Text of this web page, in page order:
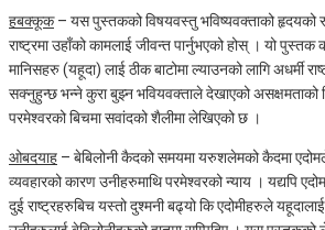
हबक्कूक– यस पुस्तकको विषयवस्तु भविष्यवक्ताको हृदयको
राष्‍ट्रमा उहाँको कामलाई जीवन्त पार्नुभएको होस् । यो
मानिसहरु (यहूदा) लाई ठीक बाटोमा ल्याउनको लागि अधर्मी
सक्‍नुहुन्छ भन्‍ने कुरा बुझ्न भवियवक्ताले देखाएको असक्षमताको
परमेश्‍वरको बिचमा सवांदको शैलीमा लेखिएको छ ।
ओबदयाह – बेबिलोनी कैदको समयमा यरुशलेमको कैदमा
व्यवहारको कारण उनीहरुमाथि परमेश्‍वरको न्याय । यद्यपि
दुई राष्‍ट्रहरुबिच यस्तो दुश्मनी बढ्यो कि एदोमीहरुले